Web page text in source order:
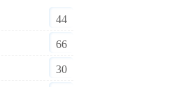
44
66
30